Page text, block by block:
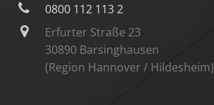
0800 112 113 2
Erfurter Straße 23
30890 Barsinghausen
(Region Hannover / Hildesheim)